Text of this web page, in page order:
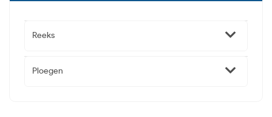
Reeks
Ploegen